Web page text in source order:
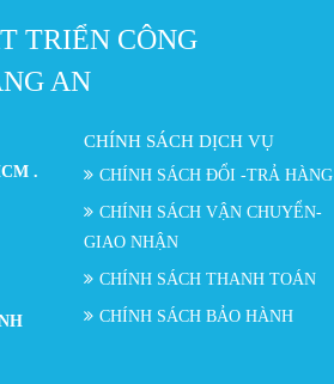
TRIỂN CÔNG
AN
.
CHÍNH SÁCH DỊCH VỤ
CHÍNH SÁCH ĐỔI -TRẢ HÀNG
CHÍNH SÁCH VẬN CHUYỂN-
GIAO NHẬN
CHÍNH SÁCH THANH TOÁN
CHÍNH SÁCH BẢO HÀNH